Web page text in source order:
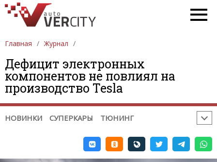
Главная Журнал
Дефицит электронных
компонентов не повлиял на
производство Tesla
НОВИНКИ СУПЕРКАРЫ ТЮНИНГ
ПОЛЕЗНОЕ:
РЕМОНТ / ДИАГНОСТИКА
ПРОБЛЕМЫ НА ДОРОГЕ
ГАДЖЕТЫ. ОБОРУДОВАНИЕ
СОВЕТЫ ПРИ ПОКУПКЕ / ПРОДАЖЕ
РЕКЛАМА